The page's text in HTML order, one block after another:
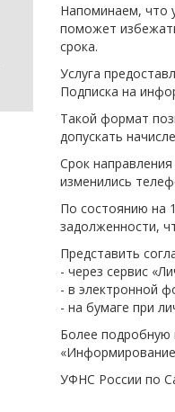
Напоминаем, что
поможет
срока.
Услуга
Подписка на
Такой формат
допускать
Срок
изменились
По состоянию на
задолженности,
Представить
- через сервис
- в электронной
- на бумаге при
Более подробную
УФНС России по